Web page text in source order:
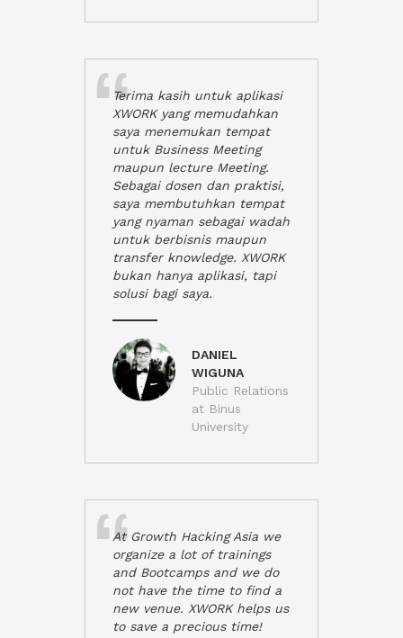
Terima kasih untuk aplikasi
XWORK yang memudahkan
saya menemukan tempat
untuk Business Meeting
maupun lecture Meeting.
Sebagai dosen dan praktisi,
saya membutuhkan tempat
yang nyaman sebagai wadah
untuk berbisnis maupun
transfer knowledge. XWORK
bukan hanya aplikasi, tapi
solusi bagi saya.
DANIEL
WIGUNA
Public Relations
at Binus
University
At Growth Hacking Asia we
organize a lot of trainings
and Bootcamps and we do
not have the time to find a
new venue. XWORK helps us
to save a precious time!